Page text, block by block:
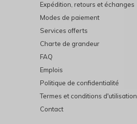
Expédition, retours et échanges
Modes de paiement
Services offerts
Charte de grandeur
FAQ
Emplois
Politique de confidentialité
Termes et conditions d'utilisation
Contact